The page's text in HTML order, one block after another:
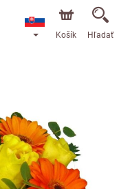
Košík Hľadať